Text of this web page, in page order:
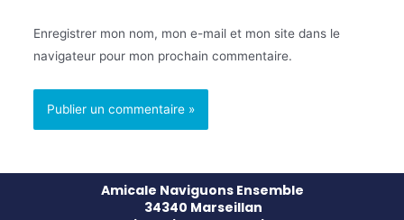
Enregistrer mon nom, mon e-mail et mon site dans le
navigateur pour mon prochain commentaire.
Amicale Naviguons Ensemble
34340 Marseillan